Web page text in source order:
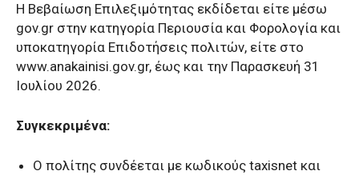
Η Βεβαίωση Επιλεξιμότητας εκδίδεται είτε μέσω
gov.gr στην κατηγορία Περιουσία και Φορολογία και
υποκατηγορία Επιδοτήσεις πολιτών, είτε στο
www.anakainisi.gov.gr, έως και την Παρασκευή 31
Ιουλίου 2026.
Συγκεκριμένα:
Ο πολίτης συνδέεται με κωδικούς taxisnet και